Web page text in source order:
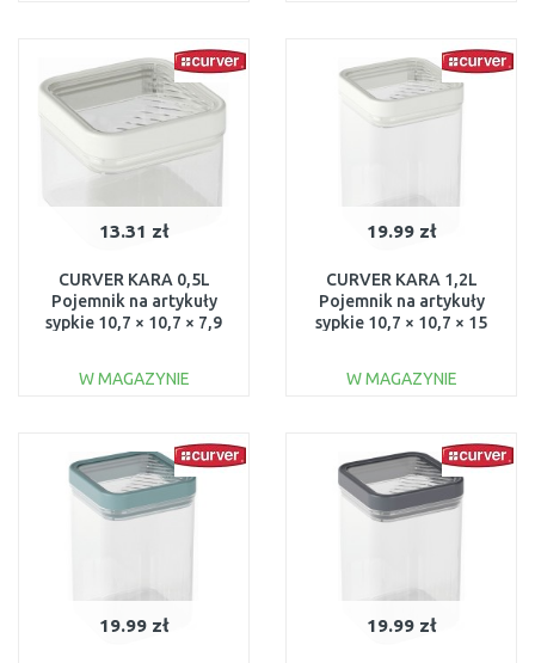
Do porównania Do porównania
13.31 zł
CURVER KARA 0,5L
Pojemnik na artykuły
sypkie 10,7 × 10,7 × 7,9
W MAGAZYNIE
Do porównania
19.99 zł
CURVER KARA 1,2L
Pojemnik na artykuły
sypkie 10,7 × 10,7 × 15
W MAGAZYNIE
Do porównania
19.99 zł 19.99 zł